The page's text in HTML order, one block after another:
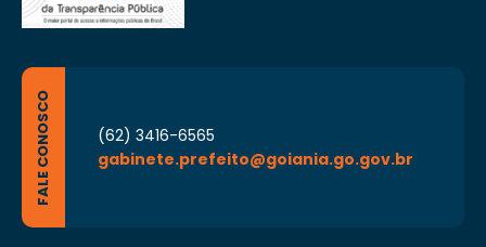
FALE CONOSCO
(62) 3416-6565
gabinete.prefeito@goiania.go.gov.br